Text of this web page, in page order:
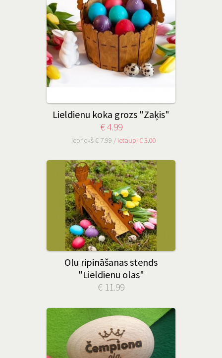
Lieldienu koka grozs "Zaķis"
€ 4.99
iepriekš € 7.99 / ietaupi € 3.00
Olu ripināšanas stends
"Lieldienu olas"
€ 11.99